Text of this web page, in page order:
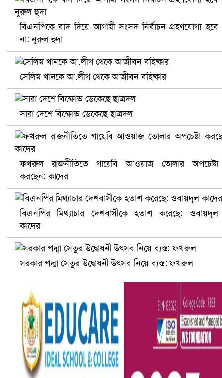
খুলনায় বিএনপি অফিসে গুলি-বোমা হামলা, নিহত ১
প্রোটিয়াদের হারিয়ে বিশ্বকাপের শিরোপা ঘরে তুলল ভারত
সৌদিতে ব্যাপক ধরপাকড়, এক সপ্তাহেই ২১ হাজারের বেশি
বিএনপিকে বাদ দিয়ে আগামী সংসদ নির্বাচন গ্রহণযোগ্য হবে
না: নুরুল হুদা
সেলিম খানকে আ.লীগ থেকে আজীবন বহিষ্কার
সারা দেশে বিক্ষোভ ডেকেছে ছাত্রদল
ফখরুল রাজনীতিতে গায়েবি আওয়াজ তোলার অপচেষ্টা
করছেন: কাদের
বিএনপির মিথ্যাচার দেশবাসীকে হতাশ করেছে: ওবায়দুল
কাদের
সরকার পদ্মা সেতুর উদ্বোধনী উৎসব নিয়ে ব্যস্ত: ফখরুল